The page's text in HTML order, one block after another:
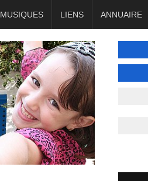
MUSIQUES LIENS ANNUAIRE